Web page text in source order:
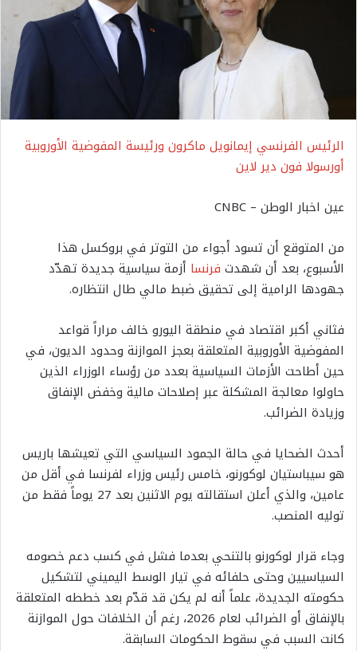
الرئيس الفرنسي إيمانويل ماكرون ورئيسة المفوضية الأوروبية
أورسولا فون دير لاين
عين اخبار الوطن – CNBC
من المتوقع أن تسود أجواء من التوتر في بروكسل هذا
الأسبوع، بعد أن شهدت فرنسا أزمة سياسية جديدة تهدّد
جهودها الرامية إلى تحقيق ضبط مالي طال انتظاره.
فثاني أكبر اقتصاد في منطقة اليورو خالف مراراً قواعد
المفوضية الأوروبية المتعلقة بعجز الموازنة وحدود الديون، في
حين أطاحت الأزمات السياسية بعدد من رؤساء الوزراء الذين
حاولوا معالجة المشكلة عبر إصلاحات مالية وخفض الإنفاق
وزيادة الضرائب.
أحدث الضحايا في حالة الجمود السياسي التي تعيشها باريس
هو سيباستيان لوكورنو، خامس رئيس وزراء لفرنسا في أقل من
عامين، والذي أعلن استقالته يوم الاثنين بعد 27 يوماً فقط من
توليه المنصب.
وجاء قرار لوكورنو بالتنحي بعدما فشل في كسب دعم خصومه
السياسيين وحتى حلفائه في تيار الوسط اليميني لتشكيل
حكومته الجديدة، علماً أنه لم يكن قد قدّم بعد خططه المتعلقة
بالإنفاق أو الضرائب لعام 2026، رغم أن الخلافات حول الموازنة
كانت السبب في سقوط الحكومات السابقة.